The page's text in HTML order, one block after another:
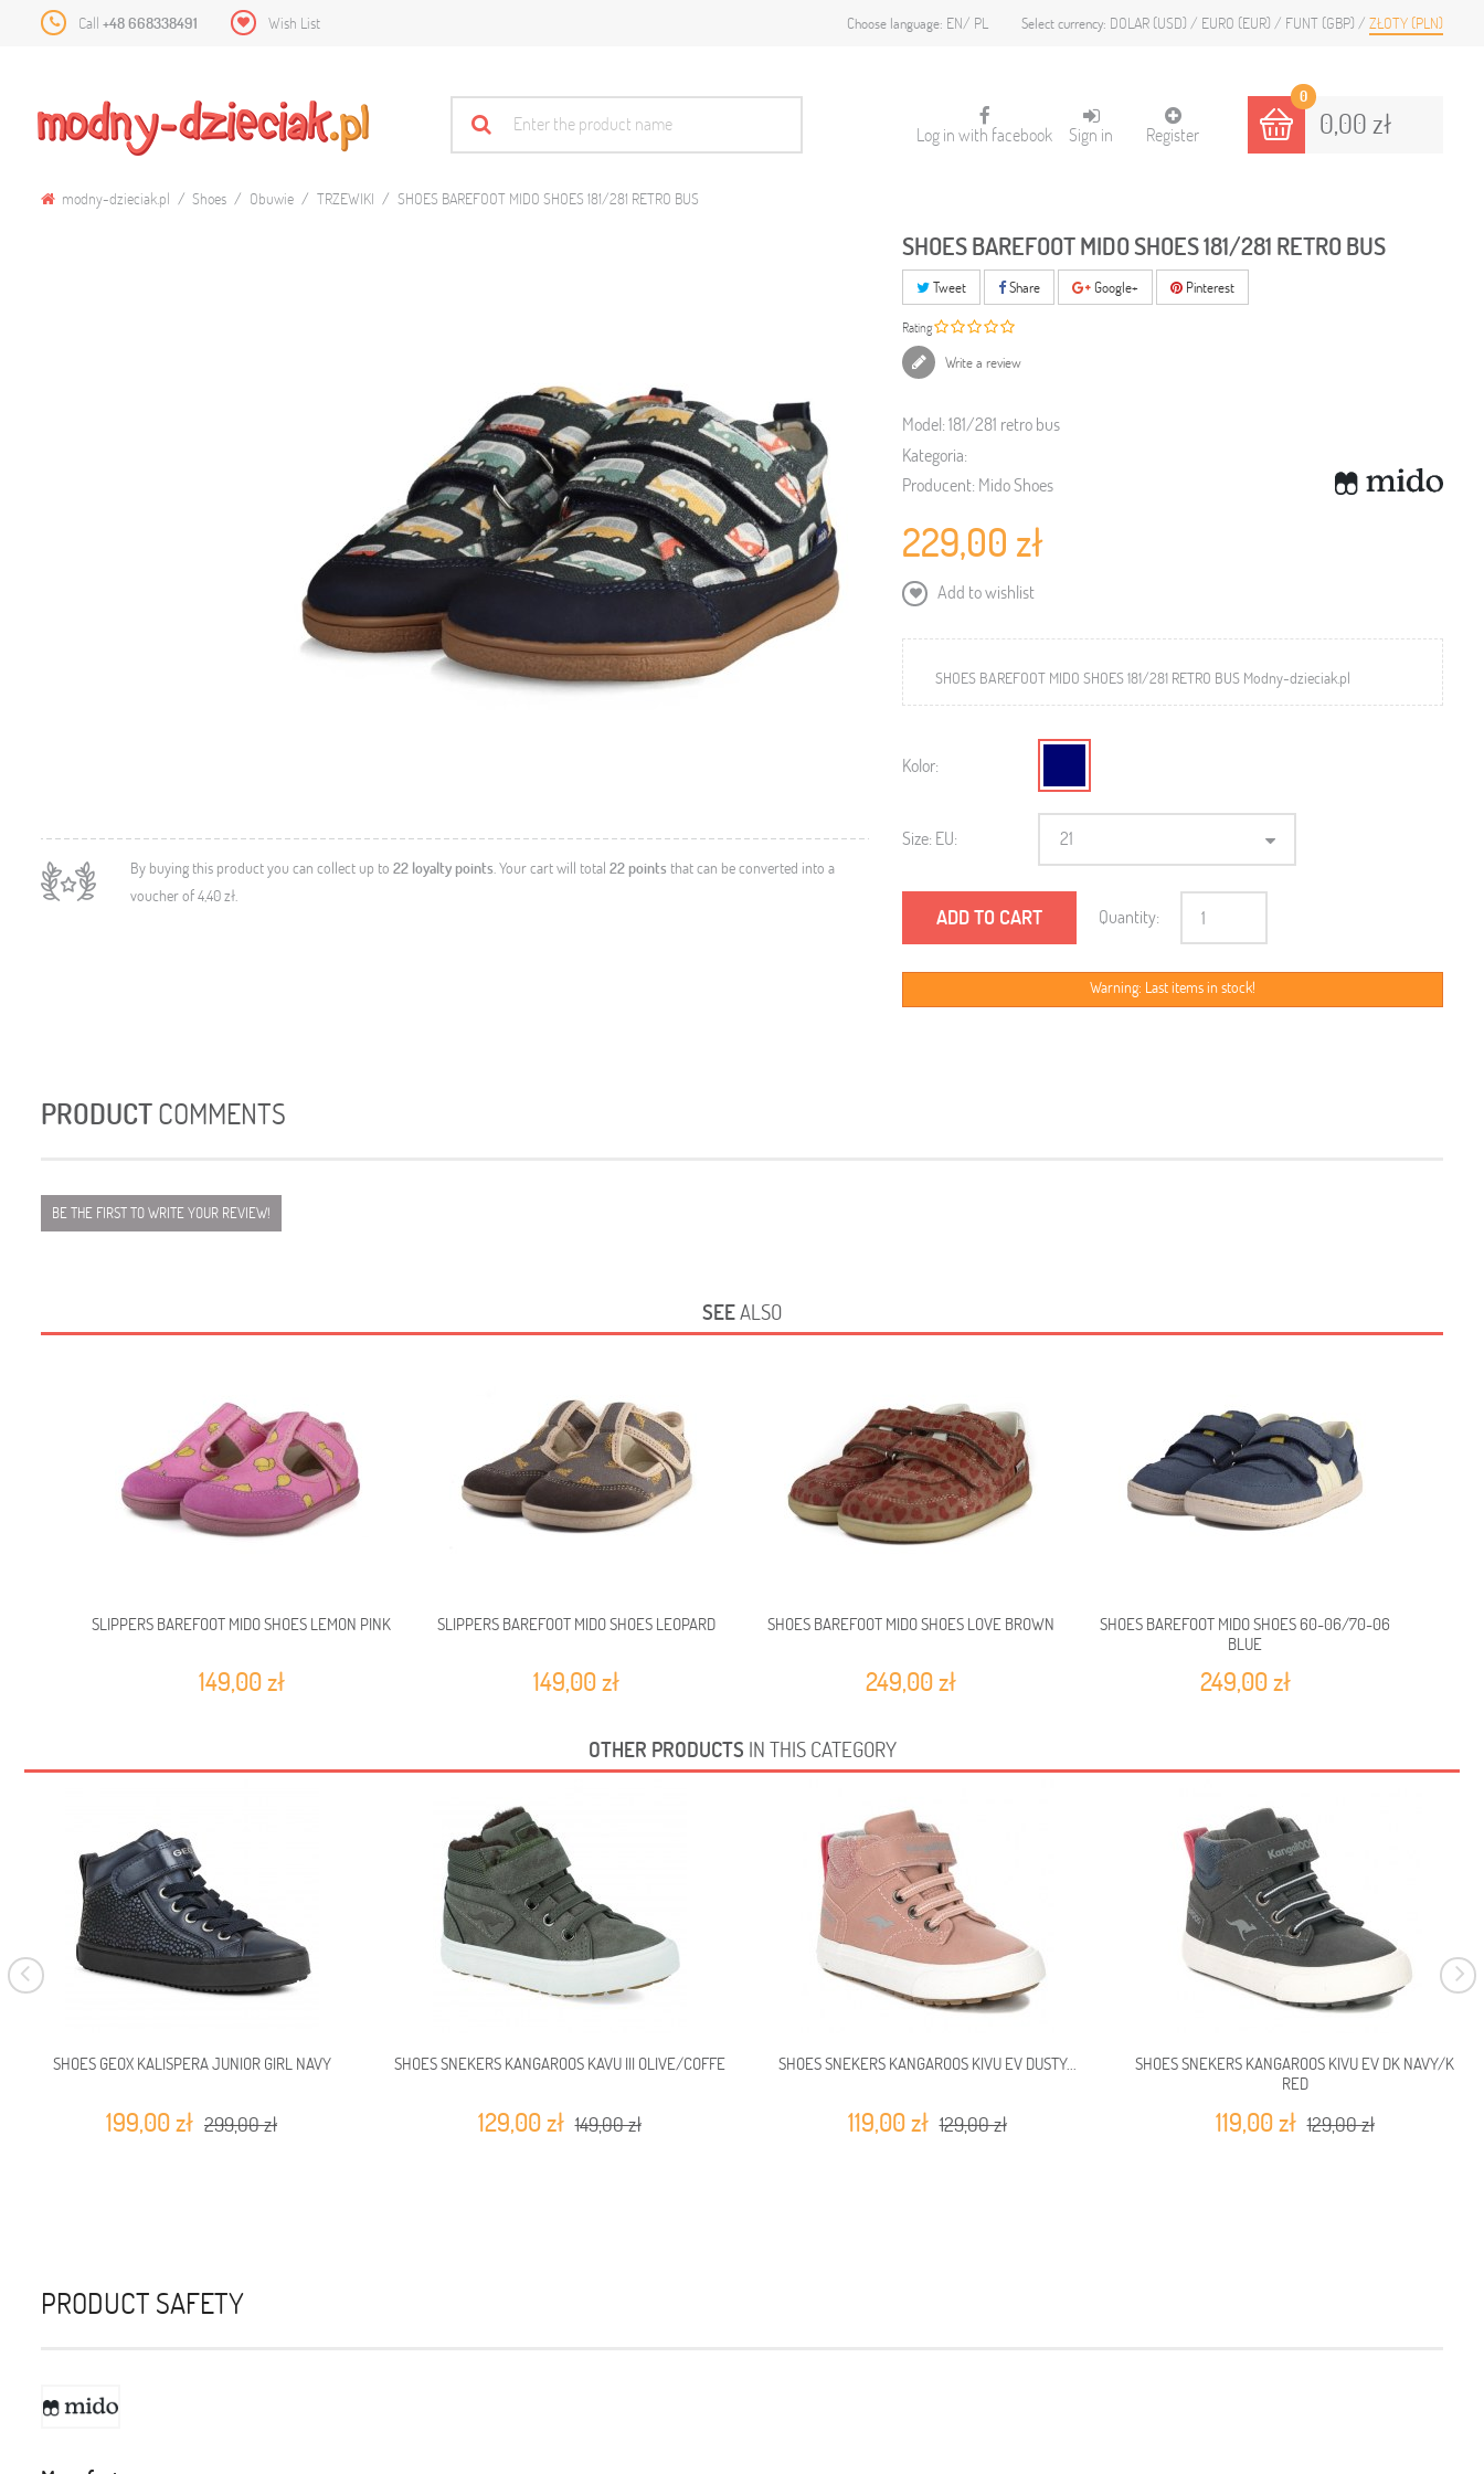
Call +48 668338491 Wish List Select currency: DOLAR (USD) EURO (EUR) FUNT (GBP) ZŁOTY (PLN)
Choose language: EN PL
0
0,00 zł
Sign in Register
Log in with facebook
modny-dzieciak.pl Shoes Obuwie TRZEWIKI SHOES BAREFOOT MIDO SHOES 181/281 RETRO BUS
By buying this product you can collect up to 22 loyalty points. Your cart will total 22points that can be converted into a
voucher of4,40 zł.
SHOES BAREFOOT MIDO SHOES 181/281 RETRO BUS
Tweet Share Google+ Pinterest
Rating
Write a review
Model:181/281 retro bus
Kategoria:
Producent: Mido Shoes
229,00 zł
Add to wishlist
SHOES BAREFOOT MIDO SHOES 181/281 RETRO BUS Modny-dzieciak.pl
Kolor:
Size: EU: 21
ADD TO CART Quantity:
Warning: Last items in stock!
PRODUCTCOMMENTS
BE THE FIRST TO WRITE YOUR REVIEW!
SEEALSO
SLIPPERS BAREFOOT MIDO SHOES LEMON PINK
149,00 zł
SLIPPERS BAREFOOT MIDO SHOES LEOPARD
149,00 zł
SHOES BAREFOOT MIDO SHOES LOVE BROWN
249,00 zł
SHOES BAREFOOT MIDO SHOES 60-06/70-06
BLUE
249,00 zł
OTHER PRODUCTS IN THIS CATEGORY
SHOES GEOX KALISPERA JUNIOR GIRL NAVY
199,00 zł 299,00 zł
SHOES SNEKERS KANGAROOS KAVU III OLIVE/COFFE
129,00 zł 149,00 zł
SHOES SNEKERS KANGAROOS KIVU EV DUSTY...
119,00 zł 129,00 zł
SHOES SNEKERS KANGAROOS KIVU EV DK NAVY/K
RED
119,00 zł 129,00 zł
PRODUCT SAFETY